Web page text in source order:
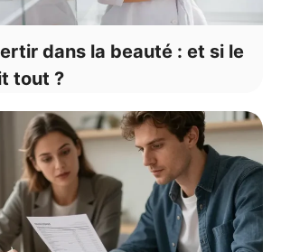
dans la beauté : et si le
tout ?